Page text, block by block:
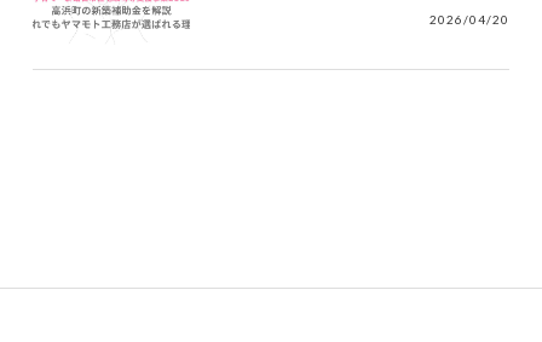
2026/04/20